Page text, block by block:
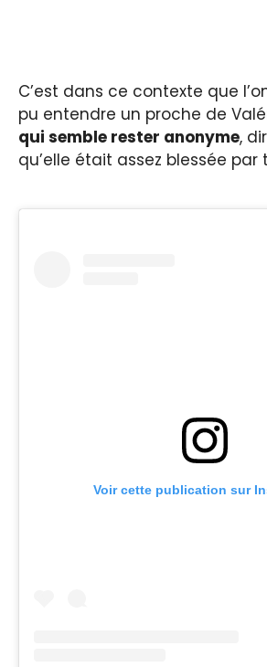
C’est dans ce contexte que
pu entendre un proche de
qui semble rester anonyme,
qu’elle était assez blessée
Voir cette publication sur